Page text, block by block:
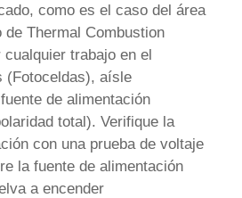
como es el caso del área
Thermal Combustion
cualquier trabajo en el
(Fotoceldas), aísle
de alimentación
total). Verifique la
con una prueba de voltaje
la fuente de alimentación
a encender